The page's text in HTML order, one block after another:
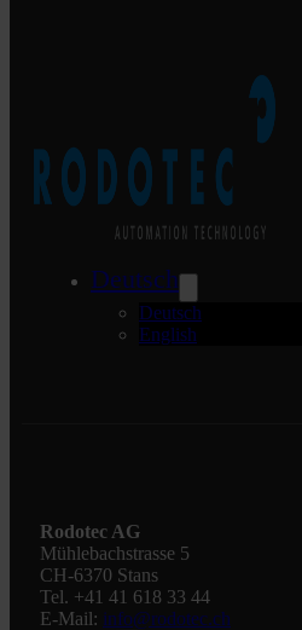
Deutsch
Deutsch
English
Rodotec AG
Mühlebachstrasse 5
CH-6370 Stans
Tel. +41 41 618 33 44
E-Mail: info@rodotec.ch